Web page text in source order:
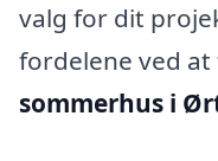
valg for dit
fordelene ved at
sommerhus i